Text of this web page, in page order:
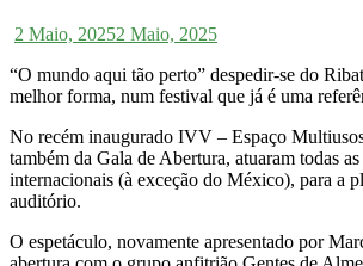
2 Maio, 20252 Maio, 2025
“O mundo aqui tão perto” despedir-se do
melhor forma, num festival que já é uma
No recém inaugurado IVV – Espaço
também da Gala de Abertura, atuaram todas
internacionais (à exceção do México), para a
auditório.
O espetáculo, novamente apresentado por